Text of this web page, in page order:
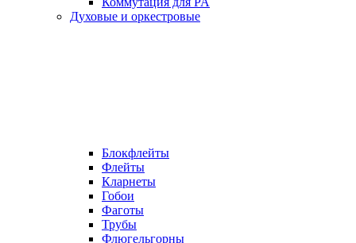
Духовые и оркестровые
Блокфлейты
Флейты
Кларнеты
Гобои
Фаготы
Трубы
Флюгельгорны